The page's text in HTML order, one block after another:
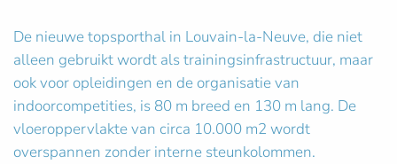
De nieuwe topsporthal in Louvain-la-Neuve, die niet
alleen gebruikt wordt als trainingsinfrastructuur, maar
ook voor opleidingen en de organisatie van
indoorcompetities, is 80 m breed en 130 m lang. De
vloeroppervlakte van circa 10.000 m2 wordt
overspannen zonder interne steunkolommen.